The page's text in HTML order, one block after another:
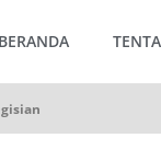
BERANDA